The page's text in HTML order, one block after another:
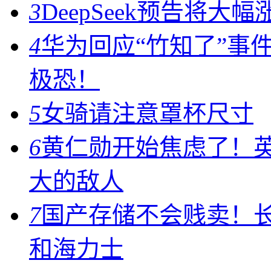
3DeepSeek预告将大
4华为回应“竹知了”事
极恐！
5女骑请注意罩杯尺寸
6黄仁勋开始焦虑了！
大的敌人
7国产存储不会贱卖！
和海力士